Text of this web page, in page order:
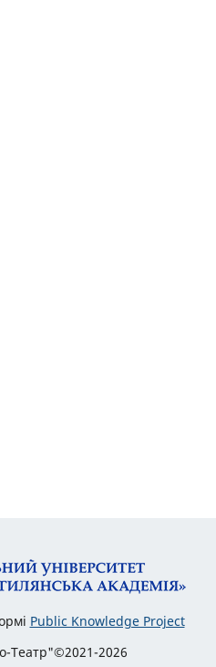
Public Knowledge Project
Театр"©2021-2026